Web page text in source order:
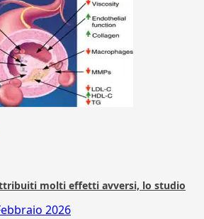
molti effetti avversi, lo studio
2026